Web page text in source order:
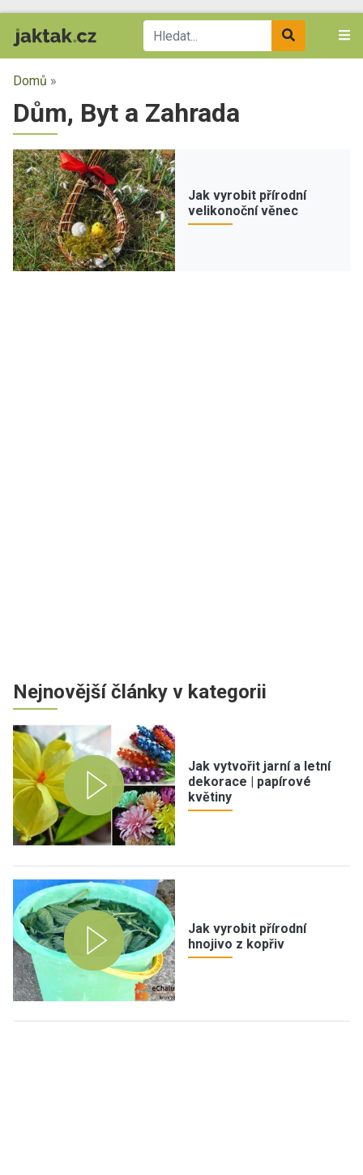
Domů »
Dům, Byt a Zahrada
Jak vyrobit přírodní
velikonoční věnec
Nejnovější články v kategorii
Jak vytvořit jarní a letní
dekorace | papírové
květiny
Jak vyrobit přírodní
hnojivo z kopřiv